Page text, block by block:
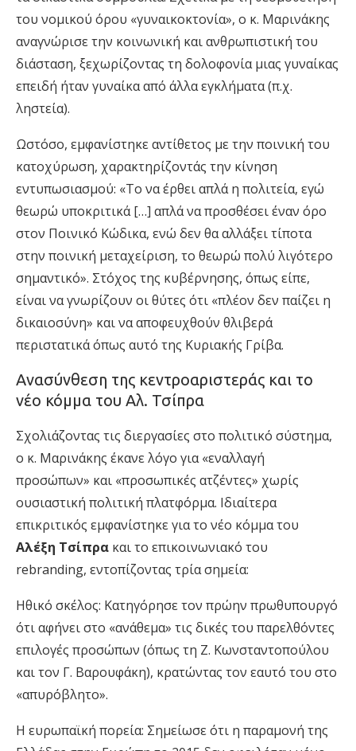
του νομικού όρου «γυναικοκτονία», ο κ. Μαρινάκης
αναγνώρισε την κοινωνική και ανθρωπιστική του
διάσταση, ξεχωρίζοντας τη δολοφονία μιας γυναίκας
επειδή ήταν γυναίκα από άλλα εγκλήματα (π.χ.
ληστεία).
Ωστόσο, εμφανίστηκε αντίθετος με την ποινική του
κατοχύρωση, χαρακτηρίζοντάς την κίνηση
εντυπωσιασμού: «Το να έρθει απλά η πολιτεία, εγώ
θεωρώ υποκριτικά […] απλά να προσθέσει έναν όρο
στον Ποινικό Κώδικα, ενώ δεν θα αλλάξει τίποτα
στην ποινική μεταχείριση, το θεωρώ πολύ λιγότερο
σημαντικό». Στόχος της κυβέρνησης, όπως είπε,
είναι να γνωρίζουν οι θύτες ότι «πλέον δεν παίζει η
δικαιοσύνη» και να αποφευχθούν θλιβερά
περιστατικά όπως αυτό της Κυριακής Γρίβα.
Ανασύνθεση της κεντροαριστεράς και το
νέο κόμμα του Αλ. Τσίπρα
Σχολιάζοντας τις διεργασίες στο πολιτικό σύστημα,
ο κ. Μαρινάκης έκανε λόγο για «εναλλαγή
προσώπων» και «προσωπικές ατζέντες» χωρίς
ουσιαστική πολιτική πλατφόρμα. Ιδιαίτερα
επικριτικός εμφανίστηκε για το νέο κόμμα του
Αλέξη Τσίπρα και το επικοινωνιακό του
rebranding, εντοπίζοντας τρία σημεία:
Ηθικό σκέλος: Κατηγόρησε τον πρώην πρωθυπουργό
ότι αφήνει στο «ανάθεμα» τις δικές του παρελθόντες
επιλογές προσώπων (όπως τη Ζ. Κωνσταντοπούλου
και τον Γ. Βαρουφάκη), κρατώντας τον εαυτό του στο
«απυρόβλητο».
Η ευρωπαϊκή πορεία: Σημείωσε ότι η παραμονή της